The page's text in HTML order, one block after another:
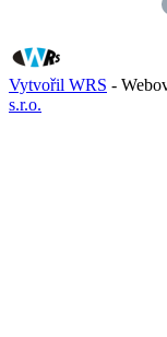
Vytvořil WRS -
s.r.o.